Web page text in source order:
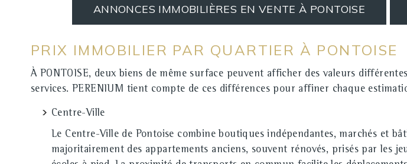
ANNONCES IMMOBILIÈRES EN VENTE À PONTOISE
PRIX IMMOBILIER PAR QUARTIER À PONTOISE
À PONTOISE, deux biens de même surface peuvent afficher des valeurs
services. PERENIUM tient compte de ces différences pour affiner chaque
Centre-Ville
Le Centre-Ville de Pontoise combine boutiques indépendantes, marchés et
majoritairement des appartements anciens, souvent rénovés, prisés par les